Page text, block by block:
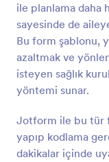
ile planlama daha
sayesinde de
Bu form şablonu,
azaltmak ve
isteyen sağlık
yöntemi sunar.
Jotform ile bu tür
yapıp kodlama
dakikalar içinde